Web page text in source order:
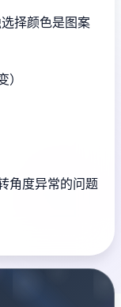
择颜色是图案
角度异常的问题